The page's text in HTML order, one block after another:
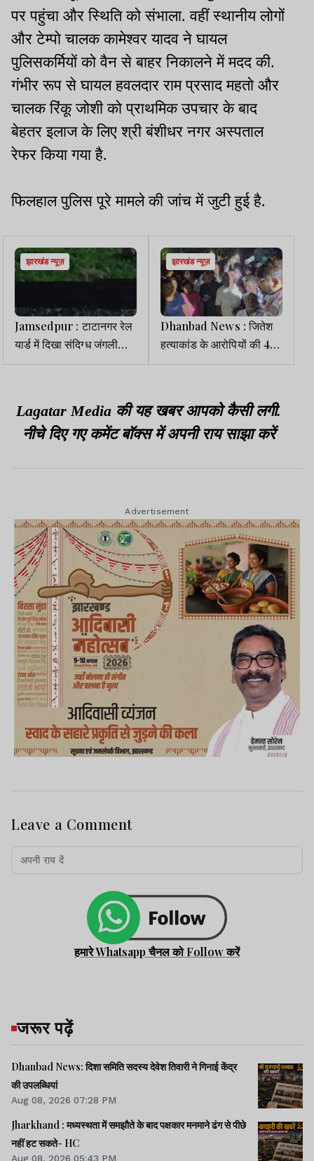
पर पहुंचा और स्थिति को संभाला. वहीं स्थानीय लोगों
और टेम्पो चालक कामेश्वर यादव ने घायल
पुलिसकर्मियों को वैन से बाहर निकालने में मदद की.
गंभीर रूप से घायल हवलदार राम प्रसाद महतो और
चालक रिंकू जोशी को प्राथमिक उपचार के बाद
बेहतर इलाज के लिए श्री बंशीधर नगर अस्पताल
रेफर किया गया है.
फिलहाल पुलिस पूरे मामले की जांच में जुटी हुई है.
झारखंड न्यूज़
Jamsedpur : टाटानगर रेल
यार्ड में दिखा संदिग्ध जंगली
जानवर, तेंदुए की आशंका से
झारखंड न्यूज़
Dhanbad News : जितेश
हत्याकांड के आरोपियों की 48
घंटे में गिरफ्तारी के आश्वासन
Lagatar Media की यह खबर आपको कैसी लगी.
नीचे दिए गए कमेंट बॉक्स में अपनी राय साझा करें
Advertisement
Leave a Comment
हमारे Whatsapp चैनल को Follow करें
जरूर पढ़ें
Dhanbad News: दिशा समिति सदस्य देवेश तिवारी ने गिनाई केंद्र
की उपलब्धियां
Aug 08, 2026 07:28 PM
Jharkhand : मध्यस्थता में समझौते के बाद पक्षकार मनमाने ढंग से पीछे
नहीं हट सकते- HC
Aug 08, 2026 05:43 PM